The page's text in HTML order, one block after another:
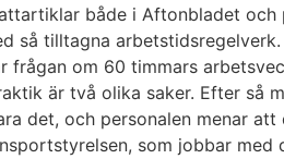
både i Aftonbladet
så tilltagna arbetstidsregelverk.
frågan om 60 timmars
är två olika saker. Efter så
det, och personalen menar
som jobbar